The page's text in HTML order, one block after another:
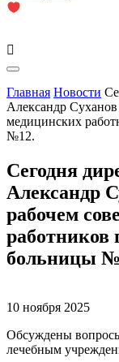
Главная Новости
Александр
медицинских
№12.
Сегодня
Александр
рабочем
работников
больницы
10 ноября 2025
Обсуждены
лечебным